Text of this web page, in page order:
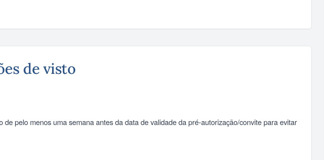
de visto
pelo menos uma semana antes da data de validade da pré-autorização/convite para evitar